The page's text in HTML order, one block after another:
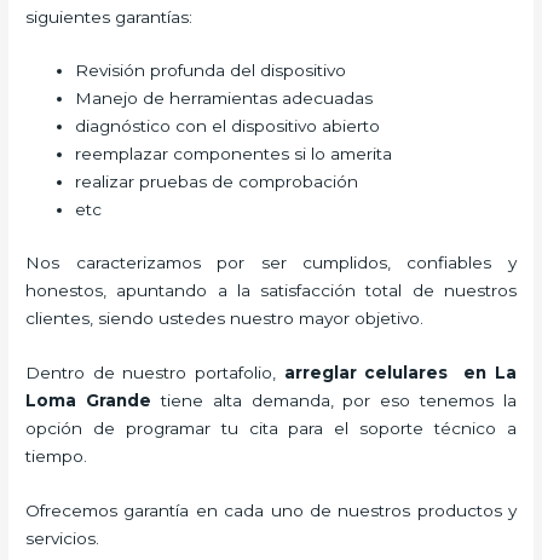
siguientes garantías:
Revisión profunda del dispositivo
Manejo de herramientas adecuadas
diagnóstico con el dispositivo abierto
reemplazar componentes si lo amerita
realizar pruebas de comprobación
etc
Nos caracterizamos por ser cumplidos, confiables y
honestos, apuntando a la satisfacción total de nuestros
clientes, siendo ustedes nuestro mayor objetivo.
Dentro de nuestro portafolio, arreglar celulares en La
Loma Grande tiene alta demanda, por eso tenemos la
opción de programar tu cita para el soporte técnico a
tiempo.
Ofrecemos garantía en cada uno de nuestros productos y
servicios.